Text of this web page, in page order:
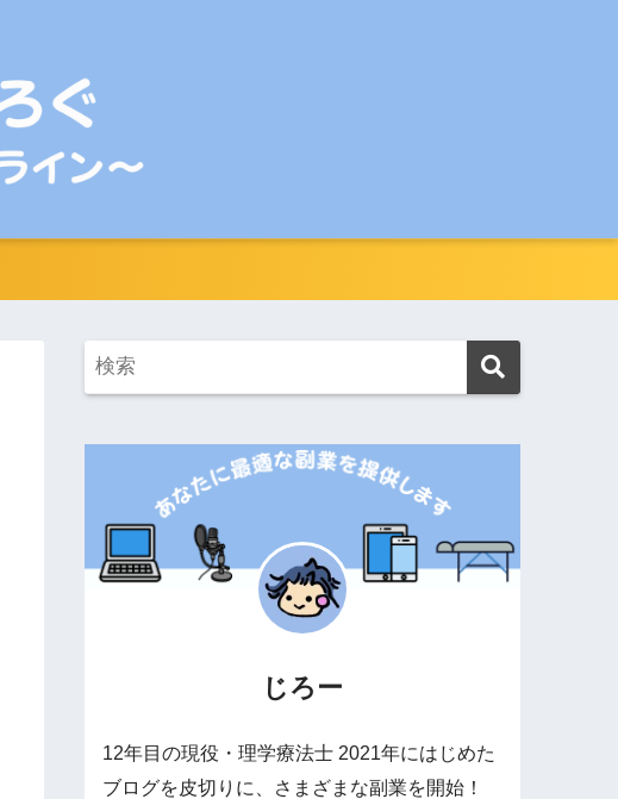
じろー
12年目の現役・理学療法士 2021年にはじめた
ブログを皮切りに、さまざまな副業を開始！